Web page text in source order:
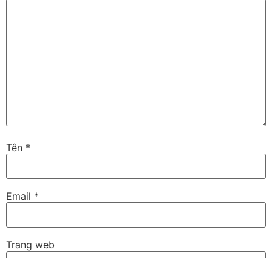
Tên *
Email *
Trang web